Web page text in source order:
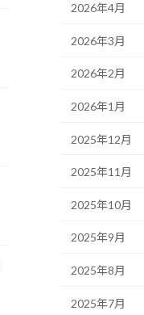
2026年4月
2026年3月
2026年2月
2026年1月
2025年12月
2025年11月
2025年10月
2025年9月
2025年8月
2025年7月